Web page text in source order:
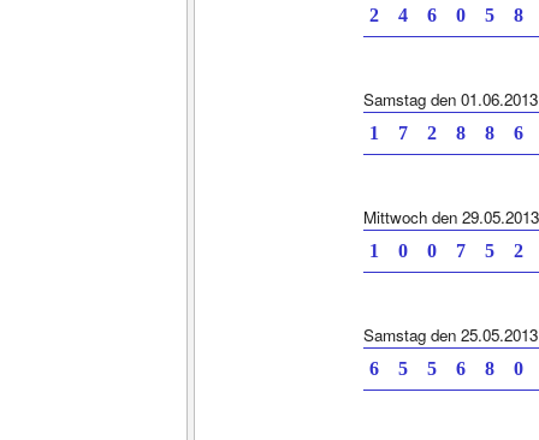
2 4 6 0 5 8
Samstag den 01.06.2013
1 7 2 8 8 6
Mittwoch den 29.05.2013
1 0 0 7 5 2
Samstag den 25.05.2013
6 5 5 6 8 0